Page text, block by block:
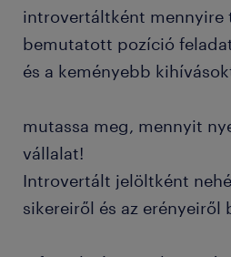
introvertáltként mennyire
bemutatott pozíció
és a keményebb
mutassa meg, mennyit
vállalat!
Introvertált jelöltként
sikereiről és az erényeiről